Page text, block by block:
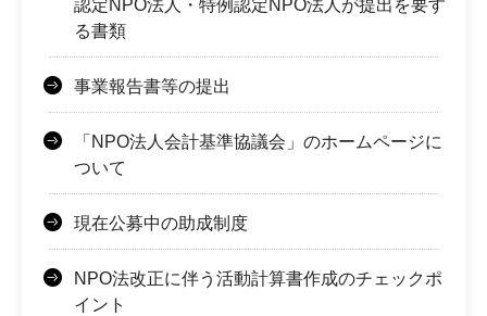
認定NPO法人・特例認定NPO法人が提出を要す
る書類
事業報告書等の提出
「NPO法人会計基準協議会」のホームページに
ついて
現在公募中の助成制度
NPO法改正に伴う活動計算書作成のチェックポ
イント